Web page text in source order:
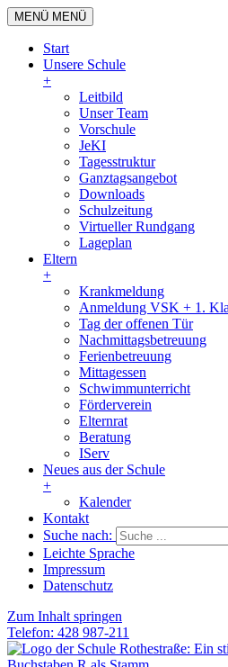
MENÜ MENÜ
Start
Unsere Schule
+
Leitbild
Unser Team
Vorschule
JeKI
Tagesstruktur
Ganztagsangebot
Downloads
Schulzeitung
Virtueller Rundgang
Lageplan
Eltern
+
Krankmeldung
Anmeldung VSK + 1.
Tag der offenen Tür
Nachmittagsbetreuung
Ferienbetreuung
Mittagessen
Schwimmunterricht
Förderverein
Elternrat
Beratung
IServ
Neues aus der Schule
+
Kalender
Kontakt
Suche nach:
Leichte Sprache
Impressum
Datenschutz
Zum Inhalt springen
Telefon: 428 987-211